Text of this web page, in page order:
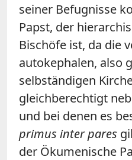
seiner Befugnisse
Papst, der
Bischöfe ist, da die
autokephalen, also
selbständigen
gleichberechtigt
und bei denen es
primus inter pares
der Ökumenische